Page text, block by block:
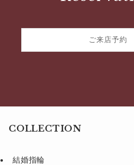
ご来店予約
COLLECTION
結婚指輪